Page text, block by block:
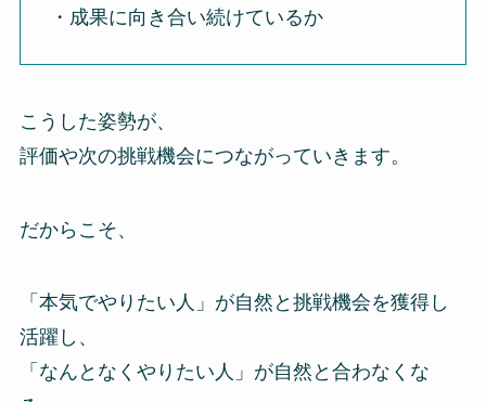
・成果に向き合い続けているか
こうした姿勢が、
評価や次の挑戦機会につながっていきます。
だからこそ、
「本気でやりたい人」が自然と挑戦機会を獲得し
活躍し、
「なんとなくやりたい人」が自然と合わなくな